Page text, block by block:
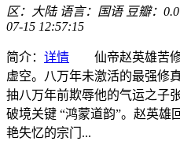
区：
大陆 语言： 国语 豆瓣：
07-15 12:57:15
简介： 详情 仙帝赵英雄苦修
虚空。八万年未激活的最强修
抽八万年前欺辱他的气运之子
破境关键 “鸿蒙道韵”。赵英雄
艳失忆的宗门...